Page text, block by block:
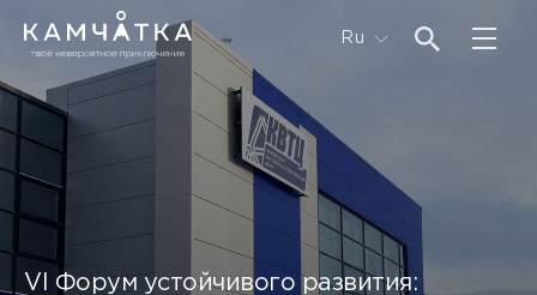
Ru
VI Форум устойчивого развития: